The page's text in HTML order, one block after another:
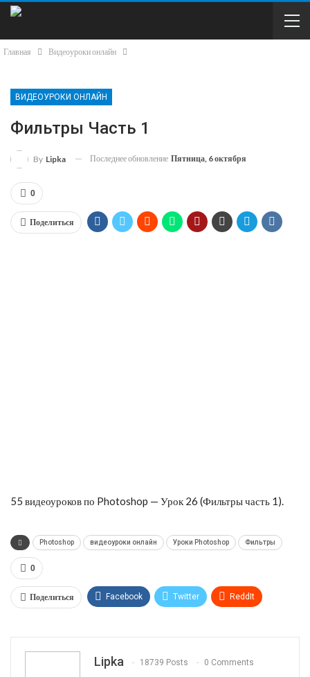
Главная Видеоуроки онлайн
ВИДЕОУРОКИ ОНЛАЙН
Фильтры Часть 1
By Lipka Последнее обновление Пятница, 6 октября
0
Поделиться
55 видеоуроков по Photoshop — Урок 26 (Фильтры часть 1).
Photoshop видеоуроки онлайн Уроки Photoshop Фильтры
0
Поделиться Facebook Twitter ReddIt
Lipka 18739 Posts 0 Comments